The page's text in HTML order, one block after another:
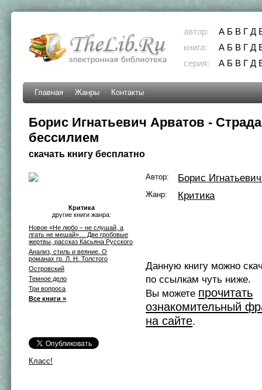
автор: А Б В Г Д
книга:
А Б В Г Д
серия:
А Б В Г Д
Главная Жанры Контакты
Борис Игнатьевич Арватов -
бессилием
скачать книгу бесплатно
Критика
другие книги жанра:
Новое «Не любо – не слушай, а
лгать не мешай»… Две гробовые
жертвы, рассказ Касьяна Русского
Анализ, стиль и веяние. О
романах гр. Л. Н. Толстого
Островский
Темное дело
Три вопроса
Все книги »
Класс!
Автор: Борис
Жанр: Критика
Данную книгу можно
по ссылкам чуть ниже.
Вы можете прочитать
ознакомительный
на сайте.